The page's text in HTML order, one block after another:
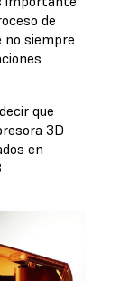
de
no siempre
que
3D
en